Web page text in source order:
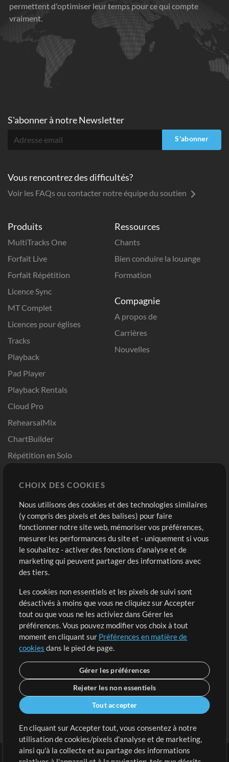
permettent d'optimiser leur temps pour ce qui compte
vraiment.
Produits
MultiTracks One
Forfait Live
Forfait Répétition
Licence Sync
MT Complet
Licences pour églises
Tracks
Playback
Pad Player
Playback Rentals
Cloud Pro
RehearsalMix
ChartBuilder
Répétition en Solo
Modèles ProPresenter
Sons
Ressources
Chants
Bien conduire la louange
Formation
Compagnie
A propos de
Carrières
Nouvelles
Boutique
Acheter des crédits
Contenu gratuit
Demander les pistes
Extras
Sessions
Soumettre votre contenu
Listes de lecture
Conférence MT
Compte
Connexion
S'inscrire
S'abonner à notre Newsletter
S'abonner
Vous rencontrez des difficultés?
Voir les FAQs ou contacter notre équipe du soutien
CHOIX DES COOKIES
Nous utilisons des cookies et des technologies similaires
(y compris des pixels et des balises) pour faire
fonctionner notre site web, mémoriser vos préférences,
mesurer les performances du site et - uniquement si vous
le souhaitez - activer des fonctions d'analyse et de
marketing qui peuvent partager des informations avec
des tiers.
Les cookies non essentiels et les pixels de suivi sont
désactivés à moins que vous ne cliquiez sur Accepter
tout ou que vous ne les activiez dans Gérer les
préférences. Vous pouvez modifier vos choix à tout
moment en cliquant sur Préférences en matière de
cookies dans le pied de page.
Gérer les préférences
Rejeter les non essentiels
Tout accepter
En cliquant sur Accepter tout, vous consentez à notre
utilisation de cookies/pixels d'analyse et de marketing,
ainsi qu'à la collecte et au partage des informations